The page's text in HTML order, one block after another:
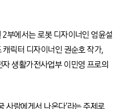
부에서는 로봇 디자이너인 엄윤설
릭터 디자이너인 권순호 작가,
생활가전사업부 이민영 프로의
사람에게서 나온다’라는 주제로